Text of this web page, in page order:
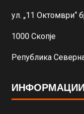
ул. „11 Октомври“
1000 Скопје
Република
ИНФОРМАЦИИ